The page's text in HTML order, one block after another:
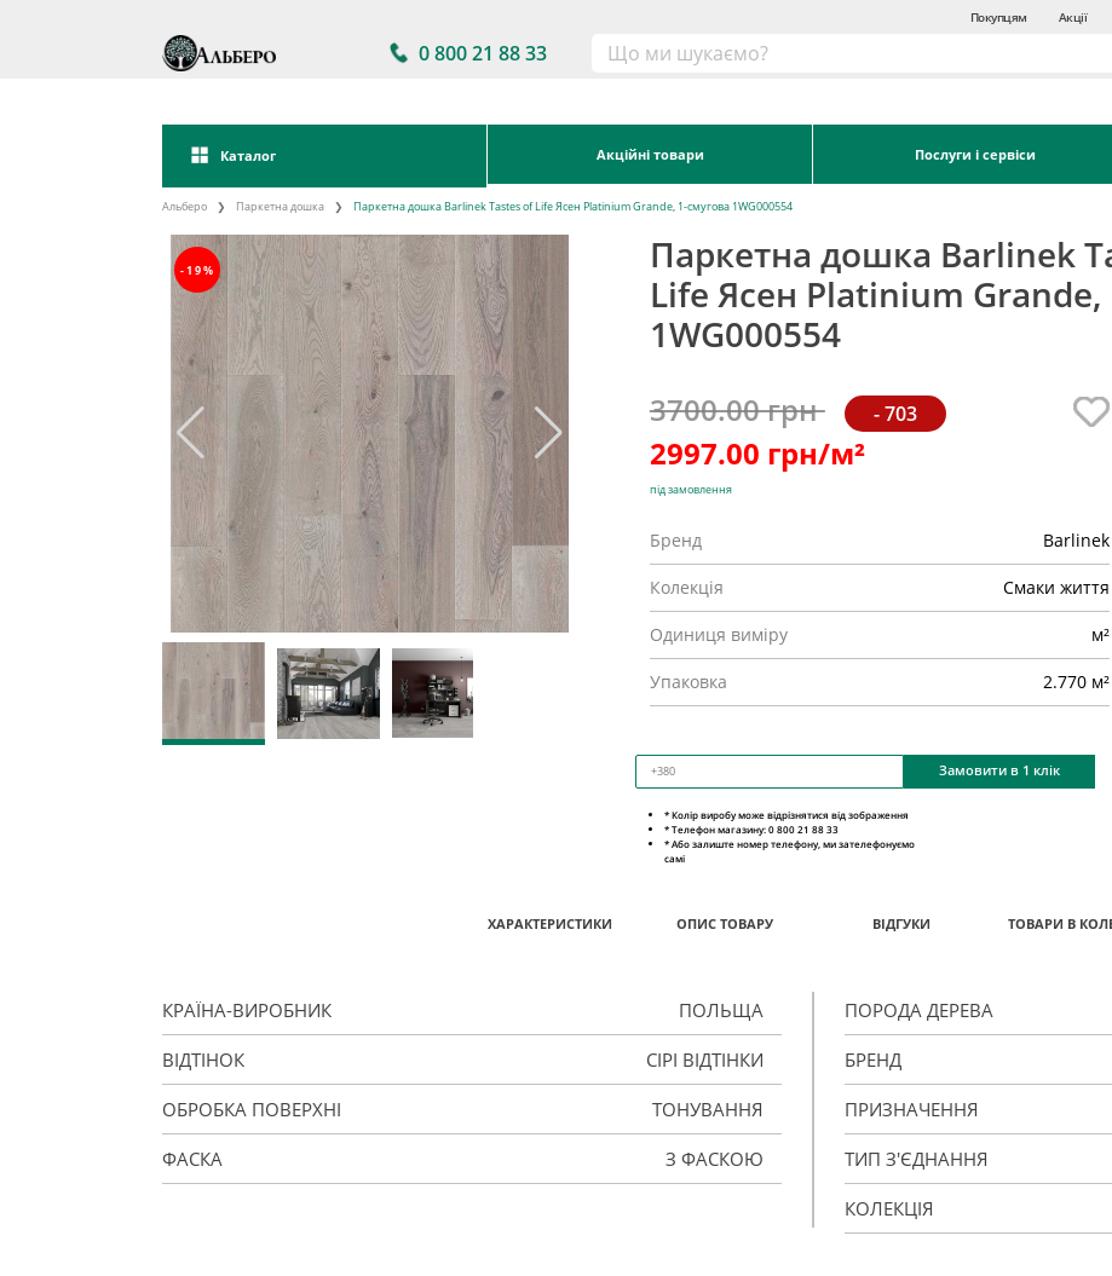
Покупцям Акції
0 800 21 88 33
Каталог Акційні товари Послуги і сервіси
Альберо Паркетна дошка Паркетна дошка Barlinek Tastes of Life Ясен Platinium Grande, 1-смугова 1WG000554
-19%
Паркетна дошка Barlinek
Life Ясен Platinium Grande,
1WG000554
3700.00 грн - 703
2997.00 грн/м²
під замовлення
Бренд Barlinek
Колекція Смаки життя
Одиниця виміру м²
Упаковка 2.770 м²
Замовити в 1 клік
* Колір виробу може відрізнятися від зображення
* Телефон магазину: 0 800 21 88 33
* Або залиште номер телефону, ми зателефонуємо
самі
ХАРАКТЕРИСТИКИ ОПИС ТОВАРУ ВІДГУКИ ТОВАРИ В
КРАЇНА-ВИРОБНИК ПОЛЬЩА
ВІДТІНОК СІРІ ВІДТІНКИ
ОБРОБКА ПОВЕРХНІ ТОНУВАННЯ
ФАСКА З ФАСКОЮ
ПОРОДА ДЕРЕВА
БРЕНД
ПРИЗНАЧЕННЯ
ТИП З'ЄДНАННЯ
КОЛЕКЦІЯ